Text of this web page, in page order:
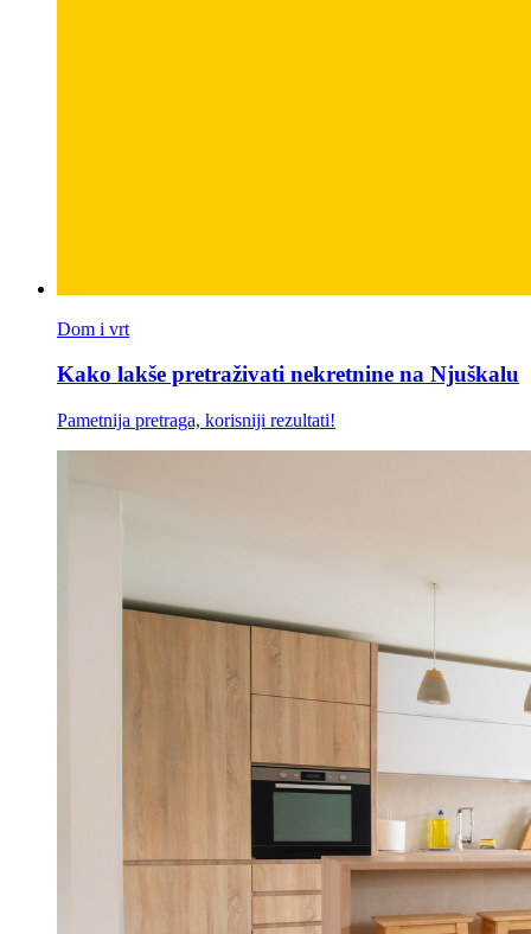
Dom i vrt
Kako lakše pretraživati nekretnine na Njuškalu
Pametnija pretraga, korisniji rezultati!